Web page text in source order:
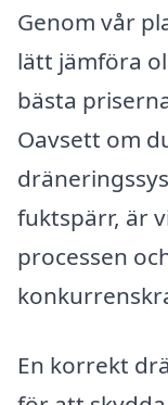
Genom vår
lätt jämföra
bästa
Oavsett om
fuktspärr, är
processen
En korrekt